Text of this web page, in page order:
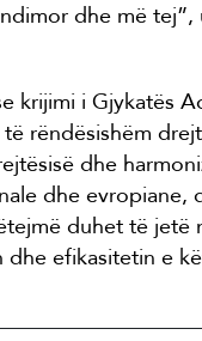
dhe më tej”,
krijimi i Gjykatës
rëndësishëm
dhe
dhe evropiane,
duhet të jetë
dhe efikasitetin e